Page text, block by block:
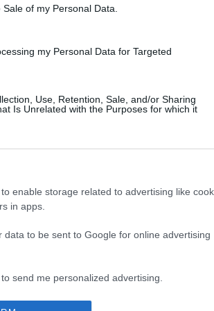
of my Personal Data.
my Personal Data for Targeted
Use, Retention, Sale, and/or Sharing
Is Unrelated with the Purposes for which it
enable storage related to advertising like
in apps.
data to be sent to Google for online advertising
send me personalized advertising.
Izraeli színekben
Pekingben
Megjelent az 5787.